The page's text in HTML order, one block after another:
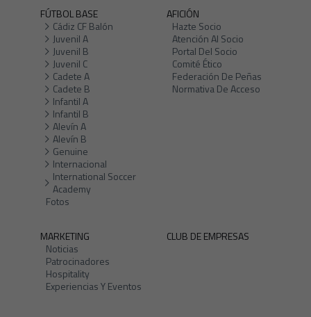
FÚTBOL BASE
Cádiz CF Balón
Juvenil A
Juvenil B
Juvenil C
Cadete A
Cadete B
Infantil A
Infantil B
Alevín A
Alevín B
Genuine
Internacional
International Soccer
Academy
Fotos
AFICIÓN
Hazte Socio
Atención Al Socio
Portal Del Socio
Comité Ético
Federación De Peñas
Normativa De Acceso
MARKETING
Noticias
Patrocinadores
Hospitality
Experiencias Y Eventos
CLUB DE EMPRESAS